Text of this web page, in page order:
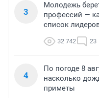
3
Молодежь
профессий —
список
32 742 23
4
По погоде 8
насколько
приметы